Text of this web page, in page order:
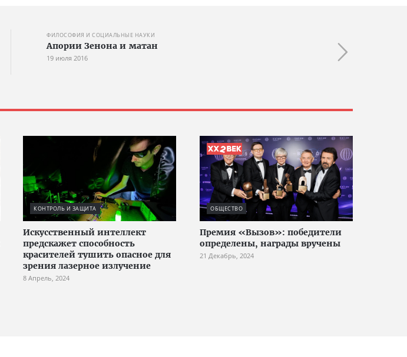
ФИЛОСОФИЯ И СОЦИАЛЬНЫЕ НАУКИ
Апории Зенона и матан
19 июля 2016
КОНТРОЛЬ И ЗАЩИТА
Искусственный интеллект
предскажет способность
красителей тушить опасное для
зрения лазерное излучение
8 Апрель, 2024
ОБЩЕСТВО
Премия «Вызов»: победители
определены, награды вручены
21 Декабрь, 2024